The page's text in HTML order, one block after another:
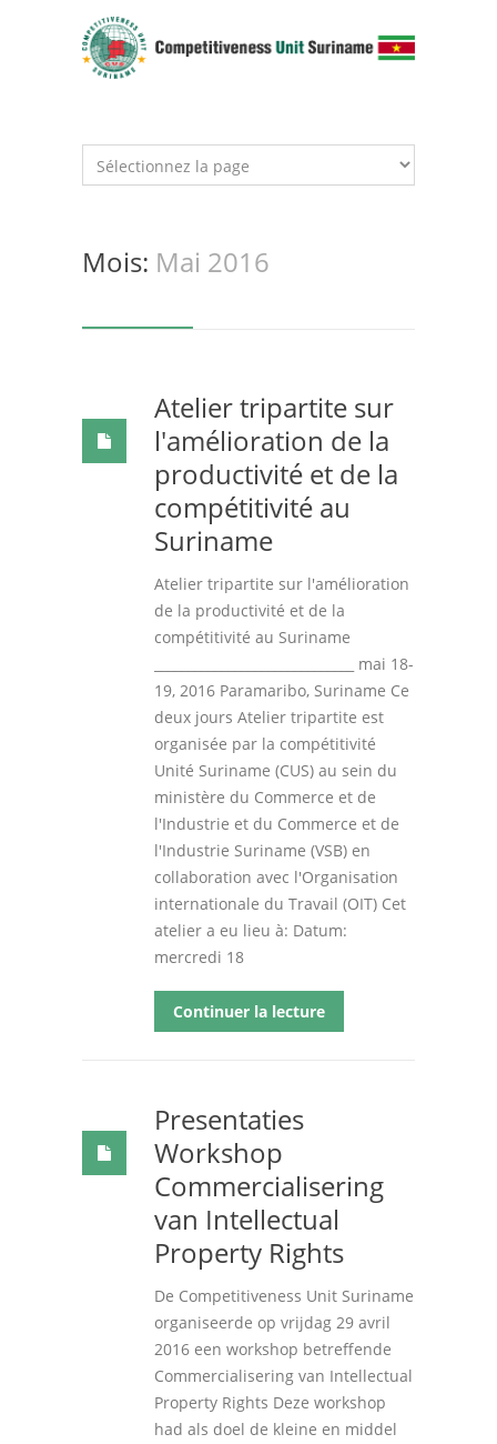
Mois: Mai 2016
Atelier tripartite sur
l'amélioration de la
productivité et de la
compétitivité au
Suriname
Atelier tripartite sur l'amélioration
de la productivité et de la
compétitivité au Suriname
______________________________ mai 18-
19, 2016 Paramaribo, Suriname Ce
deux jours Atelier tripartite est
organisée par la compétitivité
Unité Suriname (CUS) au sein du
ministère du Commerce et de
l'Industrie et du Commerce et de
l'Industrie Suriname (VSB) en
collaboration avec l'Organisation
internationale du Travail (OIT) Cet
atelier a eu lieu à: Datum:
mercredi 18
Continuer la lecture
Presentaties
Workshop
Commercialisering
van Intellectual
Property Rights
De Competitiveness Unit Suriname
organiseerde op vrijdag 29 avril
2016 een workshop betreffende
Commercialisering van Intellectual
Property Rights Deze workshop
had als doel de kleine en middel